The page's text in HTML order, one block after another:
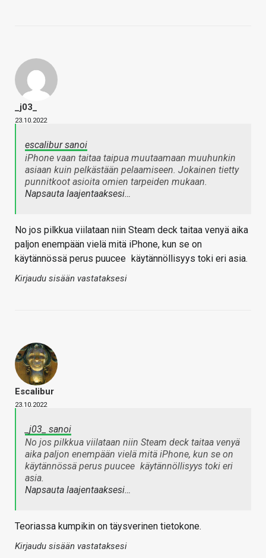
_j03_
23.10.2022
escalibur sanoi
iPhone vaan taitaa taipua muutaamaan muuhunkin
asiaan kuin pelkästään pelaamiseen. Jokainen tietty
punnitkoot asioita omien tarpeiden mukaan.
Napsauta laajentaaksesi…
No jos pilkkua viilataan niin Steam deck taitaa venyä aika
paljon enempään vielä mitä iPhone, kun se on
käytännössä perus puucee käytännöllisyys toki eri asia.
Kirjaudu sisään vastataksesi
Escalibur
23.10.2022
_j03_ sanoi
No jos pilkkua viilataan niin Steam deck taitaa venyä
aika paljon enempään vielä mitä iPhone, kun se on
käytännössä perus puucee käytännöllisyys toki eri
asia.
Napsauta laajentaaksesi…
Teoriassa kumpikin on täysverinen tietokone.
Kirjaudu sisään vastataksesi